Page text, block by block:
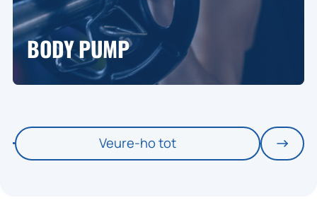
BODY PUMP
Veure-ho tot